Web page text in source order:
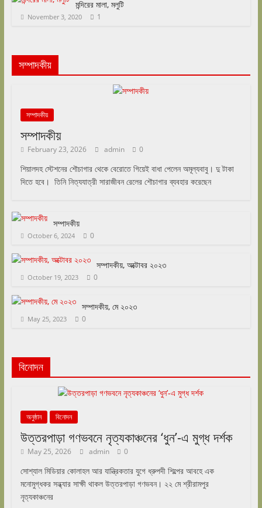
মন্দিরের মালা, মলুটি
November 3, 2020 1
সম্পাদকীয়
সম্পাদকীয়
সম্পাদকীয়
February 23, 2026 admin 0
শিয়ালদহ স্টেশনের শৌচাগার থেকে বেরোতে গিয়েই বাধা পেলেন অমূল্যবাবু। দু টাকা
দিতে হবে। তিনি নিত্যযাত্রী সারাজীবন রেলের শৌচাগার ব্যবহার করেছেন
সম্পাদকীয়
October 6, 2024 0
সম্পাদকীয়, অক্টোবর ২০২৩
October 19, 2023 0
সম্পাদকীয়, মে ২০২৩
May 25, 2023 0
বিনোদন
অনুষ্ঠান বিনোদন
উত্তরপাড়া গণভবনে নৃত্যকাঞ্চনের ‘ধুন’-এ মুগ্ধ দর্শক
May 25, 2026 admin 0
সোশ্যাল মিডিয়ার কোলাহল আর যান্ত্রিকতার যুগে ধ্রুপদী শিল্পের আবহে এক
মনোমুগ্ধকর সন্ধ্যার সাক্ষী থাকল উত্তরপাড়া গণভবন। ২২ মে শ্রীরামপুর
নৃত্যকাঞ্চনের